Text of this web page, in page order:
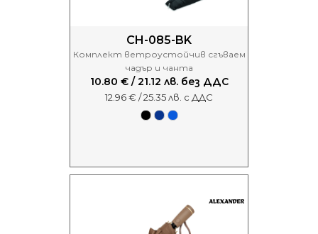
CH-085-BK
Комплект ветроустойчив сгъваем
чадър и чанта
10.80 € / 21.12 лв. без ДДС
12.96 € / 25.35 лв. с ДДС